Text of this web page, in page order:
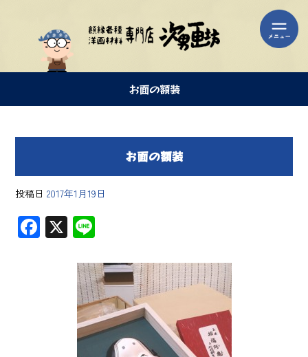
お面の額装
お面の額装
投稿日 2017年1月19日
F
ac
X